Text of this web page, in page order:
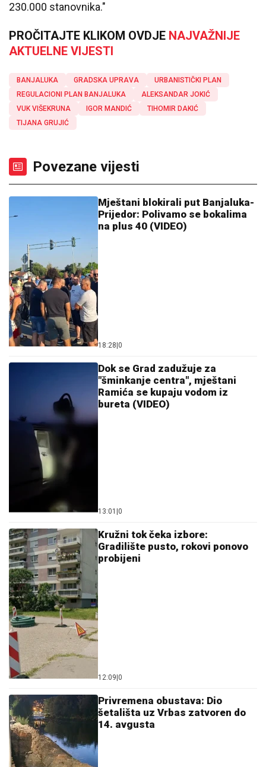
230.000 stanovnika."
PROČITAJTE KLIKOM OVDJE NAJVAŽNIJE
AKTUELNE VIJESTI
BANJALUKA GRADSKA UPRAVA
URBANISTIČKI PLAN
REGULACIONI PLAN BANJALUKA
ALEKSANDAR JOKIĆ
VUK VIŠEKRUNA
IGOR MANDIĆ
TIHOMIR DAKIĆ
TIJANA GRUJIĆ
Povezane vijesti
Mještani blokirali put Banjaluka-
Prijedor: Polivamo se bokalima
na plus 40 (VIDEO)
18:28 0
Dok se Grad zadužuje za
"šminkanje centra", mještani
Ramića se kupaju vodom iz
bureta (VIDEO)
13:01 0
Kružni tok čeka izbore:
Gradilište pusto, rokovi ponovo
probijeni
12:09 0
Privremena obustava: Dio
šetališta uz Vrbas zatvoren do
14. avgusta